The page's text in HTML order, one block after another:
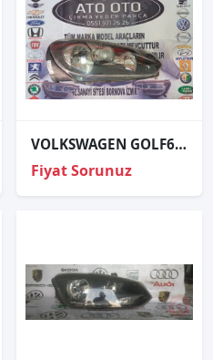
VOLKSWAGEN GOLF6 ORJİNAL ÇIKMA SAĞ FAR
Fiyat Sorunuz